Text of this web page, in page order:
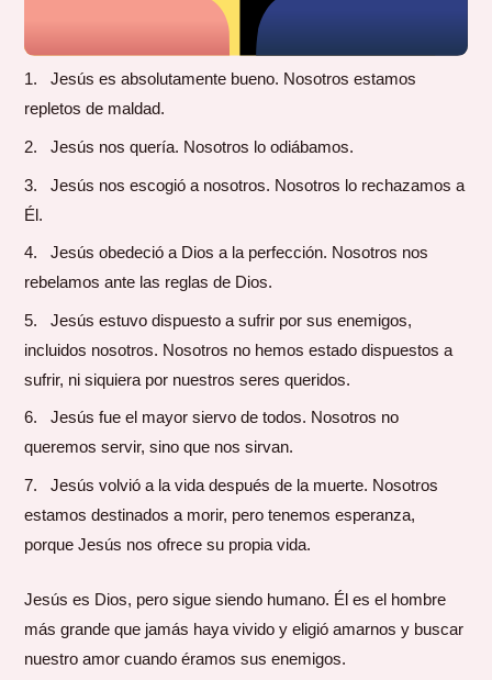
Jesús es absolutamente bueno. Nosotros estamos
repletos de maldad.
Jesús nos quería. Nosotros lo odiábamos.
Jesús nos escogió a nosotros. Nosotros lo rechazamos a
Él.
Jesús obedeció a Dios a la perfección. Nosotros nos
rebelamos ante las reglas de Dios.
Jesús estuvo dispuesto a sufrir por sus enemigos,
incluidos nosotros. Nosotros no hemos estado dispuestos a
sufrir, ni siquiera por nuestros seres queridos.
Jesús fue el mayor siervo de todos. Nosotros no
queremos servir, sino que nos sirvan.
Jesús volvió a la vida después de la muerte. Nosotros
estamos destinados a morir, pero tenemos esperanza,
porque Jesús nos ofrece su propia vida.
Jesús es Dios, pero sigue siendo humano. Él es el hombre
más grande que jamás haya vivido y eligió amarnos y buscar
nuestro amor cuando éramos sus enemigos.